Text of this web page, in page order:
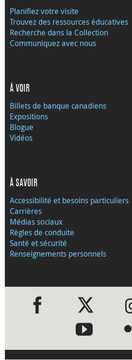
Planifiez votre visite
Trouvez des ressources éducatives
Recherche dans la Collection
Communiquez avec nous
À VOIR
Billets de banque canadiens
Expositions
Blogue
Vidéos
À SAVOIR
Accessibilité et besoins particuliers
Carrières
Médias sociaux
Règles de conduite
Santé et sécurité
Renseignements personnels
●